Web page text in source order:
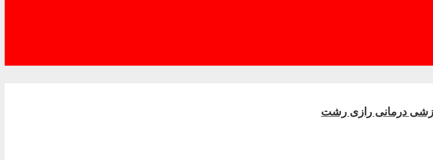
درمانی رازی رشت